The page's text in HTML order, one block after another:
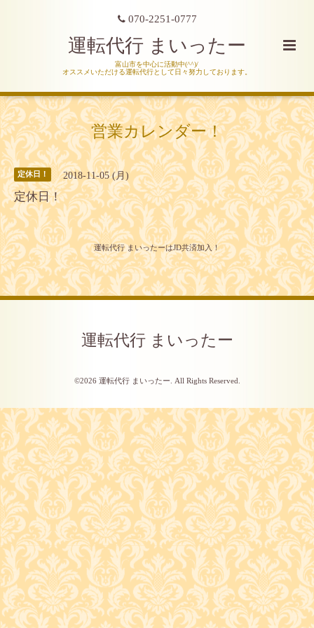
070-2251-0777
運転代行 まいったー
富山市を中心に活動中(^^)/
オススメいただける運転代行として日々努力しております。
営業カレンダー！
定休日！ 2018-11-05 (月)
定休日！
運転代行 まいったーはJD共済加入！
運転代行 まいったー
©2026 運転代行 まいったー . All Rights Reserved.